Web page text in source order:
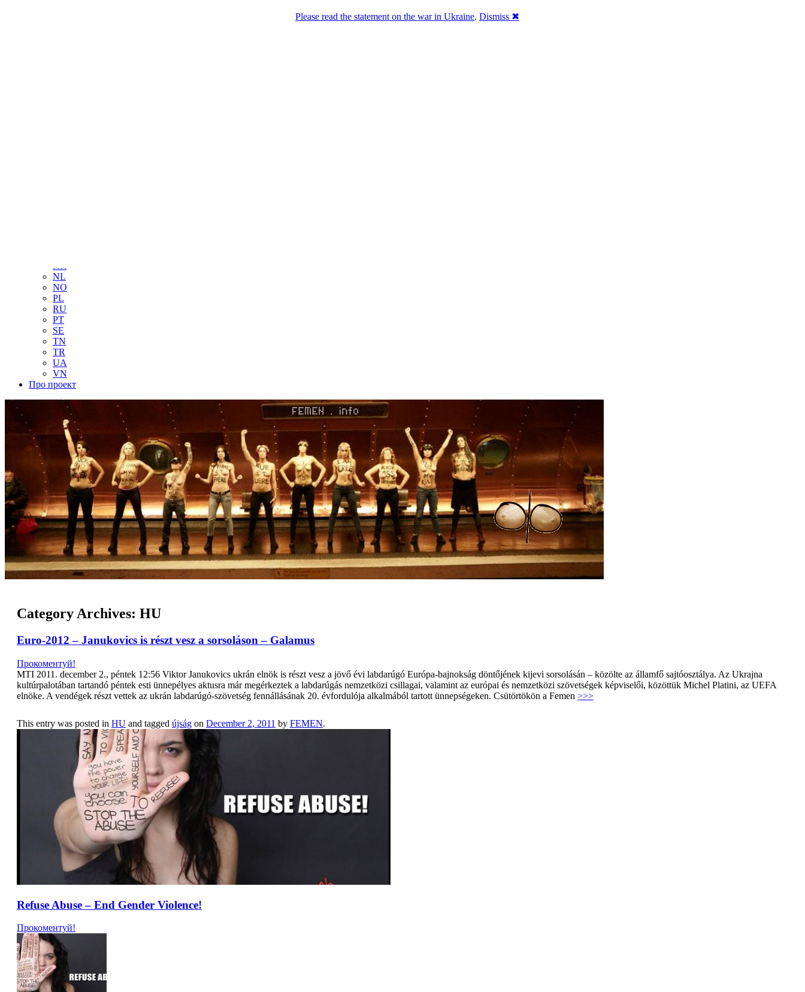
KR
NL
NO
PL
RU
PT
SE
TN
TR
UA
VN
Про проект
Category Archives: HU
Euro-2012 – Janukovics is részt vesz a sorsoláson – Galamus
Прокоментуй!
MTI 2011. december 2., péntek 12:56 Viktor Janukovics ukrán elnök is részt vesz a jövő évi labdarúgó Európa-bajnokság döntőjének kijevi sorsolásán – közölte az államfő sajtóosztálya. Az Ukrajna
kultúrpalotában tartandó péntek esti ünnepélyes aktusra már megérkeztek a labdarúgás nemzetközi csillagai, valamint az európai és nemzetközi szövetségek képviselői, közöttük Michel Platini, az UEFA
elnöke. A vendégek részt vettek az ukrán labdarúgó-szövetség fennállásának 20. évfordulója alkalmából tartott ünnepségeken. Csütörtökön a Femen >>>
This entry was posted in HU and tagged újság on December 2, 2011 by FEMEN.
Refuse Abuse – End Gender Violence!
Прокоментуй!
Please read the statement on the war in Ukraine. Dismiss ✖